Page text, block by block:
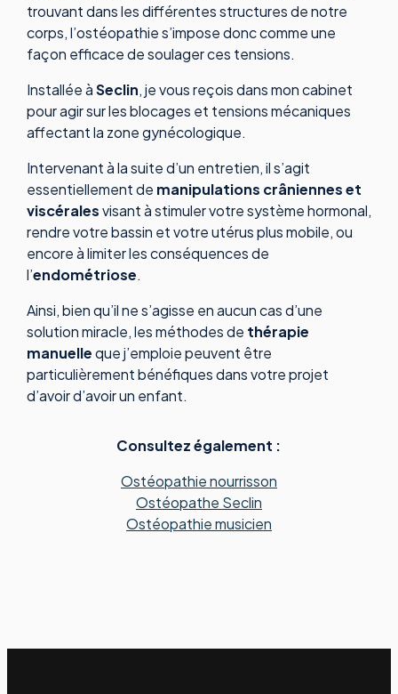
trouvant dans les différentes structures de notre
corps, l’ostéopathie s’impose donc comme une
façon efficace de soulager ces tensions.
Installée àSeclin, je vous reçois dans mon cabinet
pour agir sur les blocages et tensions mécaniques
affectant la zone gynécologique.
Intervenant à la suite d’un entretien, il s’agit
essentiellement de manipulations crâniennes et
viscéralesvisant à stimuler votre système hormonal,
rendre votre bassin et votre utérus plus mobile, ou
encore à limiter les conséquences de
l’endométriose.
Ainsi, bien qu’il ne s’agisse en aucun cas d’une
solution miracle, les méthodes de thérapie
manuelleque j’emploie peuvent être
particulièrement bénéfiques dans votre projet
d’avoir d’avoir un enfant.
Consultez également :
Ostéopathie nourrisson
Ostéopathe Seclin
Ostéopathie musicien